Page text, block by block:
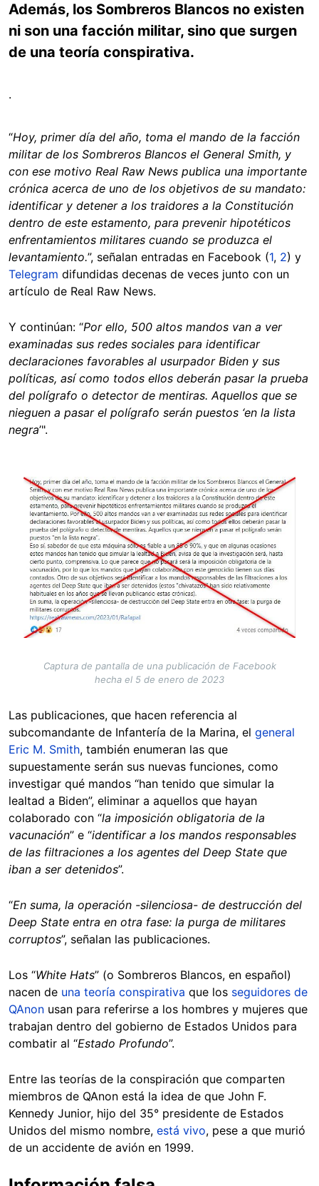
Además, los Sombreros Blancos no existen
ni son una facción militar, sino que surgen
de una teoría conspirativa.
.
“Hoy, primer día del año, toma el mando de la facción
militar de los Sombreros Blancos el General Smith, y
con ese motivo Real Raw News publica una importante
crónica acerca de uno de los objetivos de su mandato:
identificar y detener a los traidores a la Constitución
dentro de este estamento, para prevenir hipotéticos
enfrentamientos militares cuando se produzca el
levantamiento.”, señalan entradas en Facebook (1, 2) y
Telegram difundidas decenas de veces junto con un
artículo de Real Raw News.
Y continúan: “Por ello, 500 altos mandos van a ver
examinadas sus redes sociales para identificar
declaraciones favorables al usurpador Biden y sus
políticas, así como todos ellos deberán pasar la prueba
del polígrafo o detector de mentiras. Aquellos que se
nieguen a pasar el polígrafo serán puestos ‘en la lista
negra’".
Image
Captura de pantalla de una publicación de Facebook
hecha el 5 de enero de 2023
Las publicaciones, que hacen referencia al
subcomandante de Infantería de la Marina, el general
Eric M. Smith, también enumeran las que
supuestamente serán sus nuevas funciones, como
investigar qué mandos “han tenido que simular la
lealtad a Biden”, eliminar a aquellos que hayan
colaborado con “la imposición obligatoria de la
vacunación” e “identificar a los mandos responsables
de las filtraciones a los agentes del Deep State que
iban a ser detenidos”.
“En suma, la operación -silenciosa- de destrucción del
Deep State entra en otra fase: la purga de militares
corruptos”, señalan las publicaciones.
Los “White Hats” (o Sombreros Blancos, en español)
nacen de una teoría conspirativa que los seguidores de
QAnon usan para referirse a los hombres y mujeres que
trabajan dentro del gobierno de Estados Unidos para
combatir al “Estado Profundo”.
Entre las teorías de la conspiración que comparten
miembros de QAnon está la idea de que John F.
Kennedy Junior, hijo del 35° presidente de Estados
Unidos del mismo nombre, está vivo, pese a que murió
de un accidente de avión en 1999.